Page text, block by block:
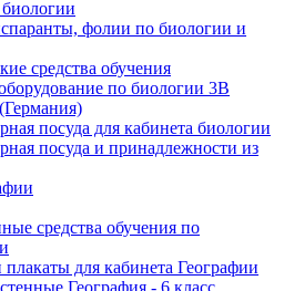
фолии по биологии и
средства обучения
по биологии 3B
посуда для кабинета биологии
посуда и принадлежности из
средства обучения по
для кабинета Географии